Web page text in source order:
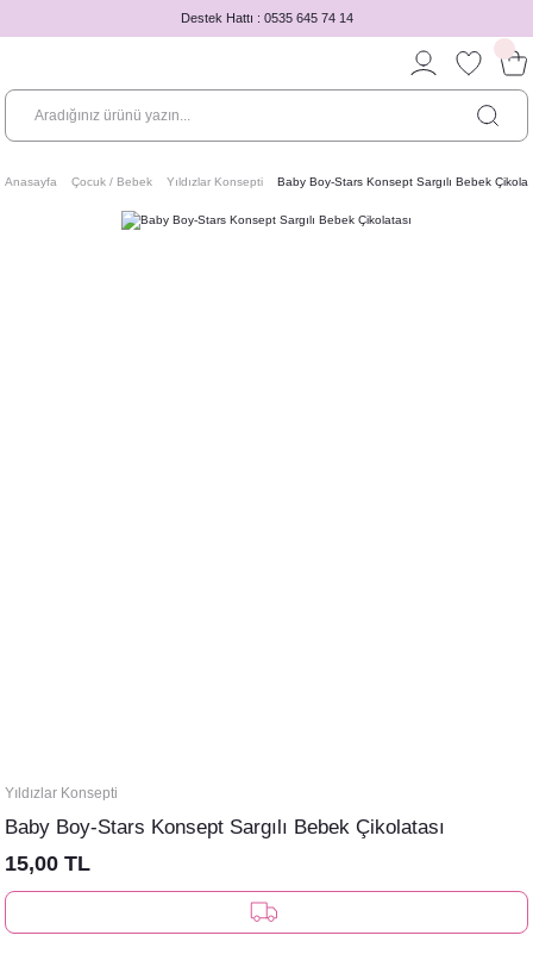
Destek Hattı : 0535 645 74 14
Anasayfa Çocuk / Bebek Yıldızlar Konsepti Baby Boy-Stars Konsept Sargılı Bebek
Yıldızlar Konsepti
Baby Boy-Stars Konsept Sargılı Bebek Çikolatası
15,00 TL